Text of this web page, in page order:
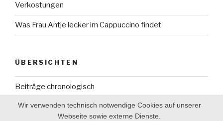
Verkostungen
Was Frau Antje lecker im Cappuccino findet
ÜBERSICHTEN
Beiträge chronologisch
Verkostungen A-Z
Wir verwenden technisch notwendige Cookies auf unserer
Webseite sowie externe Dienste.